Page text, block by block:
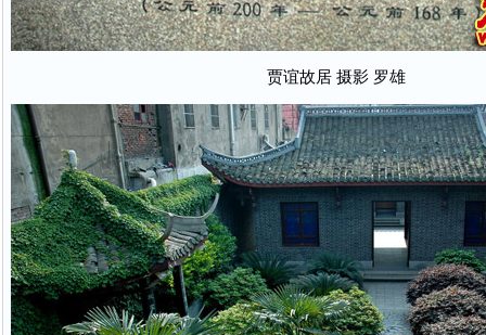
贾谊故居 摄影 罗雄